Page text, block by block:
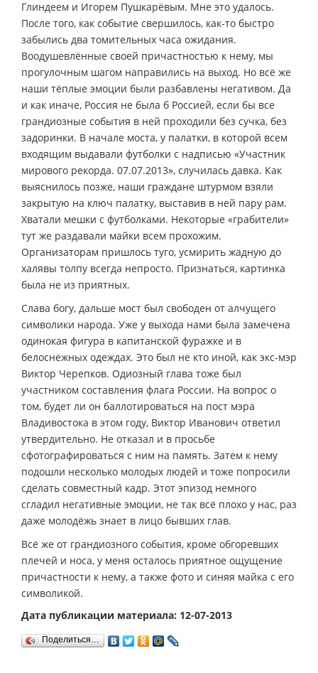
Глиндеем и Игорем Пушкарёвым. Мне это удалось.
После того, как событие свершилось, как-то быстро
забылись два томительных часа ожидания.
Воодушевлённые своей причастностью к нему, мы
прогулочным шагом направились на выход. Но всё же
наши тёплые эмоции были разбавлены негативом. Да
и как иначе, Россия не была б Россией, если бы все
грандиозные события в ней проходили без сучка, без
задоринки. В начале моста, у палатки, в которой всем
входящим выдавали футболки с надписью «Участник
мирового рекорда. 07.07.2013», случилась давка. Как
выяснилось позже, наши граждане штурмом взяли
закрытую на ключ палатку, выставив в ней пару рам.
Хватали мешки с футболками. Некоторые «грабители»
тут же раздавали майки всем прохожим.
Организаторам пришлось туго, усмирить жадную до
халявы толпу всегда непросто. Признаться, картинка
была не из приятных.
Слава богу, дальше мост был свободен от алчущего
символики народа. Уже у выхода нами была замечена
одинокая фигура в капитанской фуражке и в
белоснежных одеждах. Это был не кто иной, как экс-мэр
Виктор Черепков. Одиозный глава тоже был
участником составления флага России. На вопрос о
том, будет ли он баллотироваться на пост мэра
Владивостока в этом году, Виктор Иванович ответил
утвердительно. Не отказал и в просьбе
сфотографироваться с ним на память. Затем к нему
подошли несколько молодых людей и тоже попросили
сделать совместный кадр. Этот эпизод немного
сгладил негативные эмоции, не так всё плохо у нас, раз
даже молодёжь знает в лицо бывших глав.
Всё же от грандиозного события, кроме обгоревших
плечей и носа, у меня осталось приятное ощущение
причастности к нему, а также фото и синяя майка с его
символикой.
Дата публикации материала: 12-07-2013
Поделиться…